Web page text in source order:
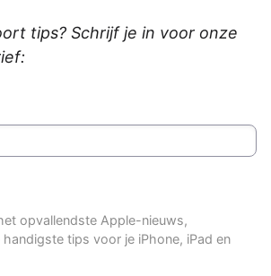
tips? Schrijf je in voor onze
opvallendste Apple-nieuws,
handigste tips voor je iPhone, iPad en